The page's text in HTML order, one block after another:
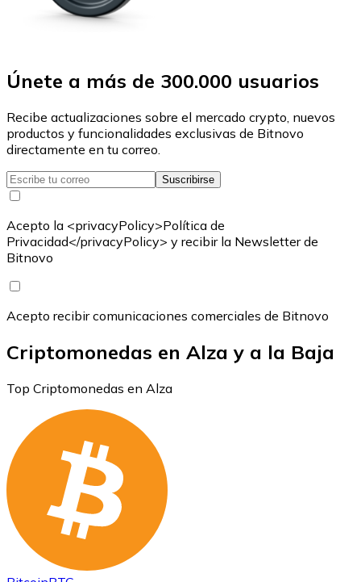
Únete a más de 300.000 usuarios
Recibe actualizaciones sobre el mercado crypto, nuevos
productos y funcionalidades exclusivas de Bitnovo
directamente en tu correo.
Suscribirse
Acepto la <privacyPolicy>Política de
Privacidad</privacyPolicy> y recibir la Newsletter de
Bitnovo
Acepto recibir comunicaciones comerciales de Bitnovo
Criptomonedas en Alza y a la Baja
Top Criptomonedas en Alza